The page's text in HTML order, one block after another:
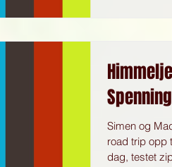
Simen og
road trip opp
dag, testet